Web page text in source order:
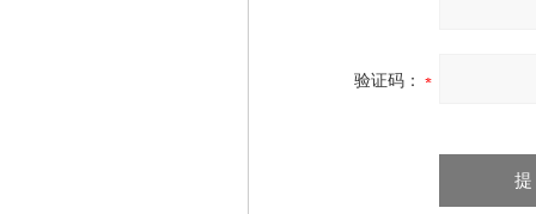
验证码：